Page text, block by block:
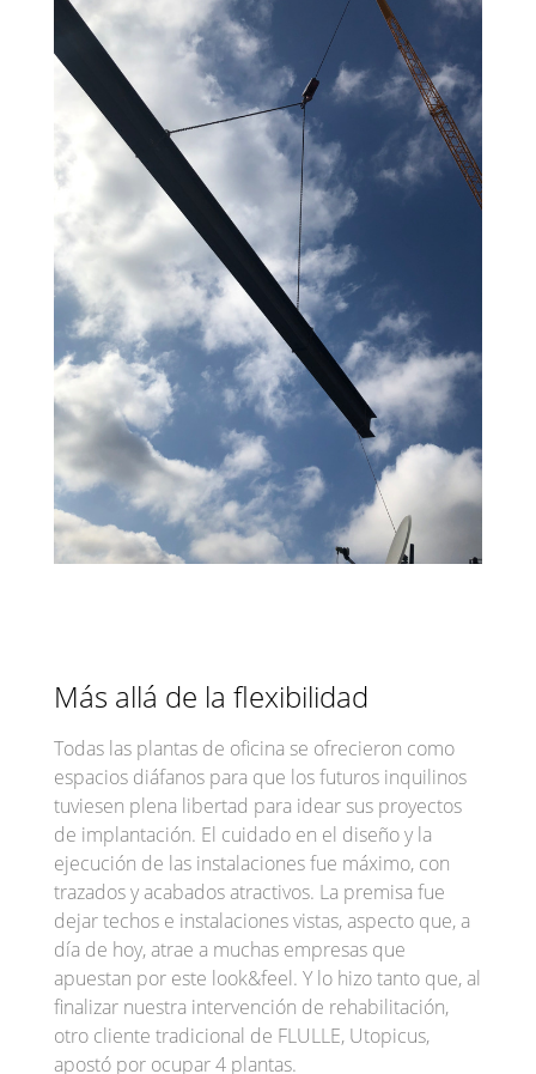
Más allá de la flexibilidad
Todas las plantas de oficina se ofrecieron como
espacios diáfanos para que los futuros inquilinos
tuviesen plena libertad para idear sus proyectos
de implantación. El cuidado en el diseño y la
ejecución de las instalaciones fue máximo, con
trazados y acabados atractivos. La premisa fue
dejar techos e instalaciones vistas, aspecto que, a
día de hoy, atrae a muchas empresas que
apuestan por este look&feel. Y lo hizo tanto que, al
finalizar nuestra intervención de rehabilitación,
otro cliente tradicional de FLULLE, Utopicus,
apostó por ocupar 4 plantas.